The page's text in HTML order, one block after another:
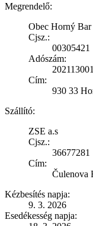
Megrendelő:
Obec Horný Bar
Cjsz.:
00305421
Adószám:
Cím:
930 33
Szállító:
ZSE a.s
Cjsz.:
36677281
Cím:
Čulenova
Kézbesítés napja:
9. 3. 2026
Esedékesség napja: